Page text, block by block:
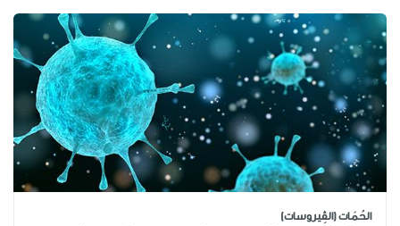
الحُمَات (الڤِيروسات)